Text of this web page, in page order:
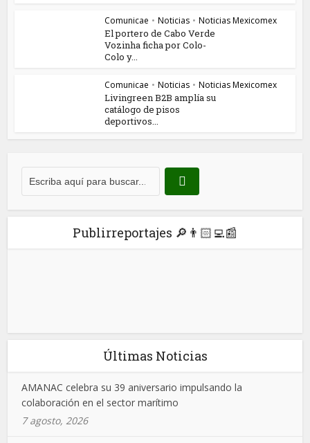
Comunicae • Noticias • Noticias Mexicomex
El portero de Cabo Verde
Vozinha ficha por Colo-
Colo y...
Comunicae • Noticias • Noticias Mexicomex
Livingreen B2B amplía su
catálogo de pisos
deportivos...
Publirreportajes 🔎👨🏻‍💻📰
Últimas Noticias
AMANAC celebra su 39 aniversario impulsando la
colaboración en el sector marítimo
7 agosto, 2026